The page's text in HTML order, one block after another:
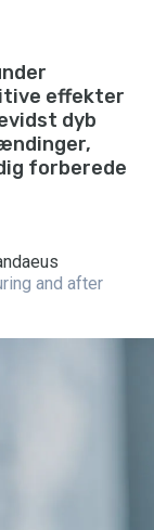
effekter
dyb
forberede
and after